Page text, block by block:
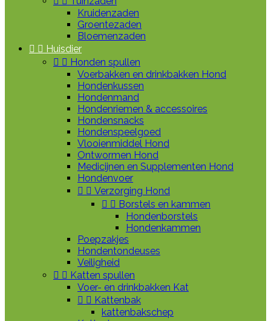
Kruidenzaden
Groentezaden
Bloemenzaden
  Huisdier
  Honden spullen
Voerbakken en drinkbakken Hond
Hondenkussen
Hondenmand
Hondenriemen & accessoires
Hondensnacks
Hondenspeelgoed
Vlooienmiddel Hond
Ontwormen Hond
Medicijnen en Supplementen Hond
Hondenvoer
  Verzorging Hond
  Borstels en kammen
Hondenborstels
Hondenkammen
Poepzakjes
Hondentondeuses
Veiligheid
  Katten spullen
Voer- en drinkbakken Kat
  Kattenbak
kattenbakschep